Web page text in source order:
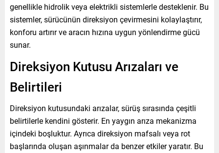
genellikle hidrolik veya elektrikli sistemlerle desteklenir. Bu
sistemler, sürücünün direksiyon çevirmesini kolaylaştırır,
konforu artırır ve aracın hızına uygun yönlendirme gücü
sunar.
Direksiyon Kutusu Arızaları ve
Belirtileri
Direksiyon kutusundaki arızalar, sürüş sırasında çeşitli
belirtilerle kendini gösterir. En yaygın arıza mekanizma
içindeki boşluktur. Ayrıca direksiyon mafsalı veya rot
başlarında oluşan aşınmalar da benzer etkiler yaratır. Bu